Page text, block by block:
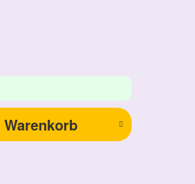
Warenkorb